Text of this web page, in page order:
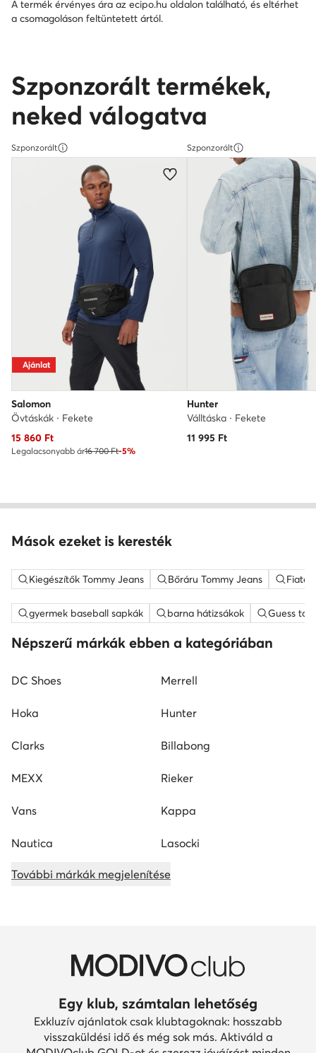
A termék érvényes ára az ecipo.hu oldalon található, és eltérhet
a csomagoláson feltüntetett ártól.
Szponzorált termékek,
neked válogatva
Szponzorált
Ajánlat
Salomon
Övtáskák · Fekete
Aktuális ár
15 860 Ft
Legalacsonyabb ár16 700 Ft-5%
Szponzorált
Hunter
Válltáska · Fekete
11 995 Ft
Mások ezeket is keresték
Kiegészítők Tommy Jeans Bőráru Tommy Jeans
gyermek baseball sapkák barna hátizsákok Guess
Népszerű márkák ebben a kategóriában
DC Shoes Merrell
Hoka Hunter
Clarks Billabong
MEXX Rieker
Vans Kappa
Nautica Lasocki
További márkák megjelenítése
Egy klub, számtalan lehetőség
Exkluzív ajánlatok csak klubtagoknak: hosszabb
visszaküldési idő és még sok más. Aktiváld a